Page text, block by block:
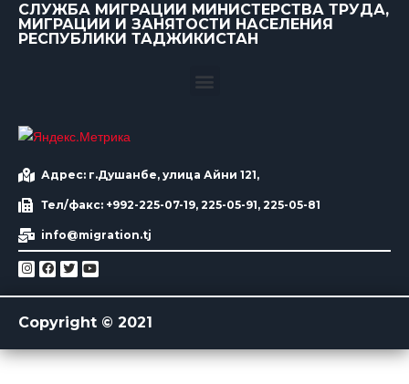
СЛУЖБА МИГРАЦИИ МИНИСТЕРСТВА ТРУДА,
МИГРАЦИИ И ЗАНЯТОСТИ НАСЕЛЕНИЯ
РЕСПУБЛИКИ ТАДЖИКИСТАН
Адрес: г.Душанбе, улица Айни 121,
Тел/факс: +992-225-07-19, 225-05-91, 225-05-81
info@migration.tj
Copyright © 2021